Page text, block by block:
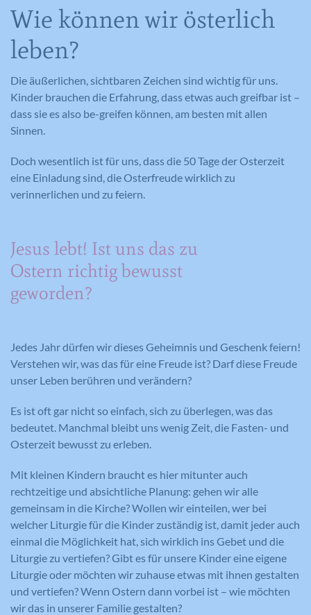
Wie können wir österlich
leben?
Die äußerlichen, sichtbaren Zeichen sind wichtig für uns.
Kinder brauchen die Erfahrung, dass etwas auch greifbar ist –
dass sie es also be-greifen können, am besten mit allen
Sinnen.
Doch wesentlich ist für uns, dass die 50 Tage der Osterzeit
eine Einladung sind, die Osterfreude wirklich zu
verinnerlichen und zu feiern.
Jesus lebt! Ist uns das zu
Ostern richtig bewusst
geworden?
Jedes Jahr dürfen wir dieses Geheimnis und Geschenk feiern!
Verstehen wir, was das für eine Freude ist? Darf diese Freude
unser Leben berühren und verändern?
Es ist oft gar nicht so einfach, sich zu überlegen, was das
bedeutet. Manchmal bleibt uns wenig Zeit, die Fasten- und
Osterzeit bewusst zu erleben.
Mit kleinen Kindern braucht es hier mitunter auch
rechtzeitige und absichtliche Planung: gehen wir alle
gemeinsam in die Kirche? Wollen wir einteilen, wer bei
welcher Liturgie für die Kinder zuständig ist, damit jeder auch
einmal die Möglichkeit hat, sich wirklich ins Gebet und die
Liturgie zu vertiefen? Gibt es für unsere Kinder eine eigene
Liturgie oder möchten wir zuhause etwas mit ihnen gestalten
und vertiefen? Wenn Ostern dann vorbei ist – wie möchten
wir das in unserer Familie gestalten?